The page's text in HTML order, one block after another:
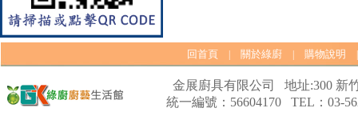
回首頁 關於綠廚 購物說明
金展廚具有限公司 地址:300 新
統一編號：56604170 TEL：03-